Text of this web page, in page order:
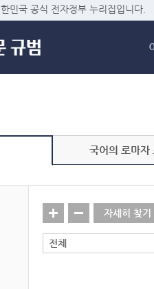
민국 공식 전자정부 누리집입니다.
국어의 로마자
자세히 찾기